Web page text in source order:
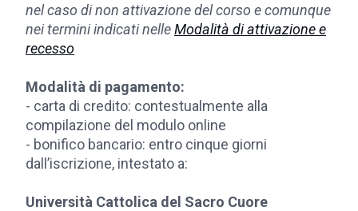
nel caso di non attivazione del corso e comunque
nei termini indicati nelleModalità di attivazione e
recesso
Modalità di pagamento:
- carta di credito: contestualmente alla
compilazione del modulo online
- bonifico bancario: entro cinque giorni
dall’iscrizione, intestato a:
Università Cattolica del Sacro Cuore